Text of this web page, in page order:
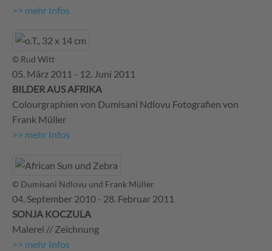
>> mehr Infos
© Rud Witt
05. März 2011 - 12. Juni 2011
BILDER AUS AFRIKA
Colourgraphien von Dumisani Ndlovu Fotografien von
Frank Müller
>> mehr Infos
© Dumisani Ndlovu und Frank Müller
04. September 2010 - 28. Februar 2011
SONJA KOCZULA
Malerei // Zeichnung
>> mehr Infos